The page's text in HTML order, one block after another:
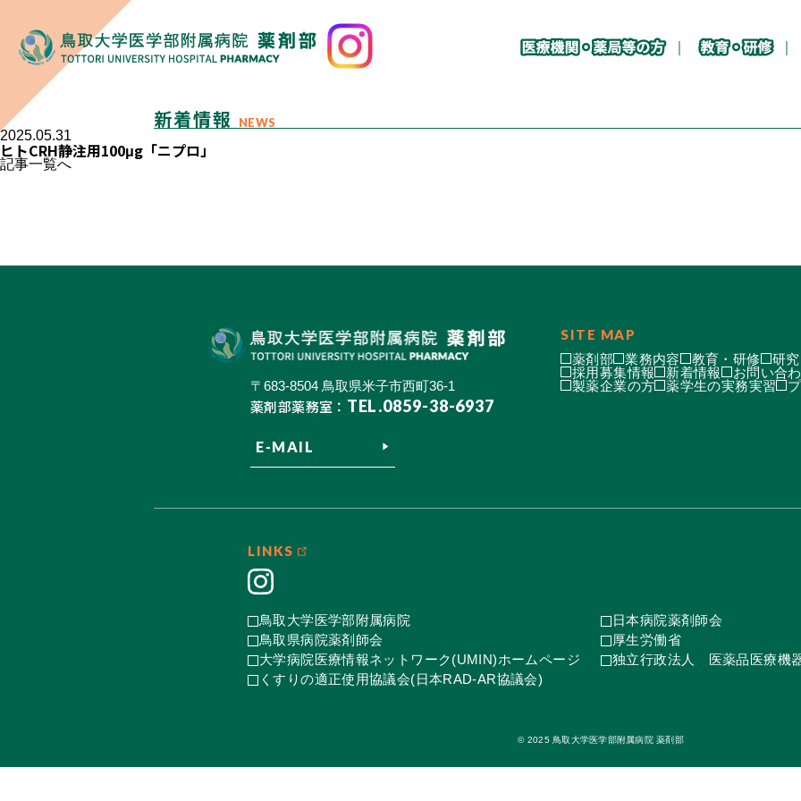
新着情報 NEWS
2025.05.31
ヒトCRH静注用100μg「ニプロ」
記事一覧へ
〒683-8504 鳥取県米子市西町36-1
薬剤部薬務室： TEL.0859-38-6937
E-MAIL
SITE MAP
薬剤部 業務内容 教育・研修 研
採用募集情報
新着情報 お問い合
製薬企業の方
薬学生の実務実習
LINKS
鳥取大学医学部附属病院
日本病院薬剤師会
鳥取県病院薬剤師会
厚生労働省
大学病院医療情報ネットワーク(UMIN)ホームページ
独立行政法人 医薬品医療機
くすりの適正使用協議会(日本RAD-AR協議会)
© 2025 鳥取大学医学部附属病院 薬剤部